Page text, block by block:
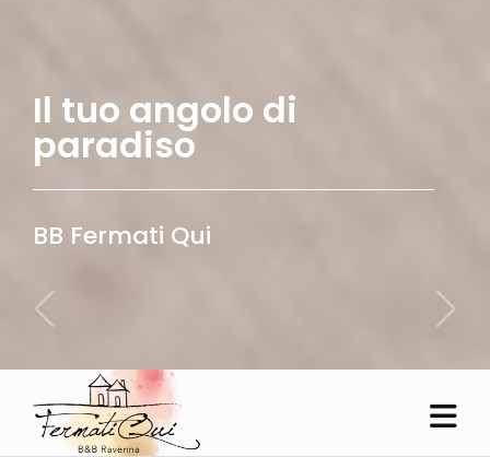
Il tuo angolo di
paradiso
BB Fermati Qui
Vivi la tua vacanza
Relax